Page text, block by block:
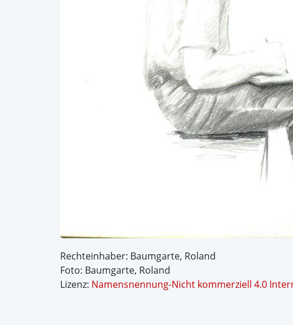
Rechteinhaber: Baumgarte, Roland
Foto: Baumgarte, Roland
Lizenz: Namensnennung-Nicht kommerziell 4.0